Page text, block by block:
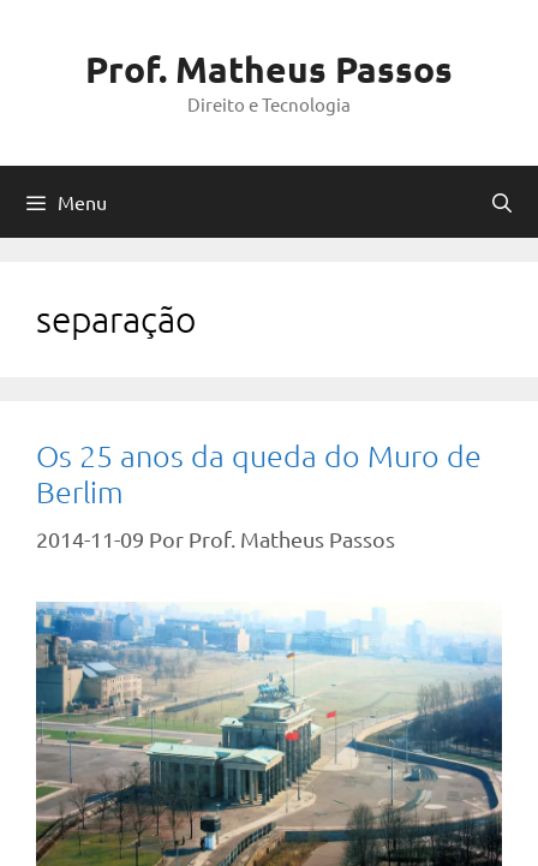
Prof. Matheus Passos
Direito e Tecnologia
Menu
separação
Os 25 anos da queda do Muro de
Berlim
2014-11-09 Por Prof. Matheus Passos